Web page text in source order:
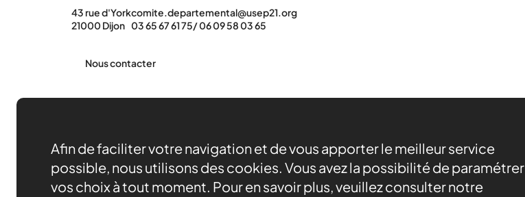
43 rue d'York
21000 Dijon
comite.departemental@usep21.org
03 65 67 61 75/ 06 09 58 03 65
Nous contacter
Afin de faciliter votre navigation et de vous apporter le meilleur service
possible, nous utilisons des cookies. Vous avez la possibilité de paramétrer
vos choix à tout moment. Pour en savoir plus, veuillez consulter notre